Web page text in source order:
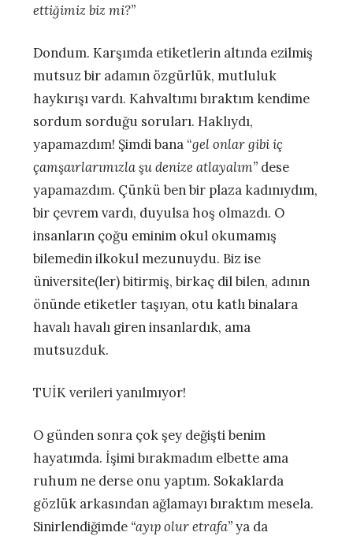
ettiğimiz biz mi?”
Dondum. Karşımda etiketlerin altında ezilmiş
mutsuz bir adamın özgürlük, mutluluk
haykırışı vardı. Kahvaltımı bıraktım kendime
sordum sorduğu soruları. Haklıydı,
yapamazdım! Şimdi bana “gel onlar gibi iç
çamşaırlarımızla şu denize atlayalım” dese
yapamazdım. Çünkü ben bir plaza kadınıydım,
bir çevrem vardı, duyulsa hoş olmazdı. O
insanların çoğu eminim okul okumamış
bilemedin ilkokul mezunuydu. Biz ise
üniversite(ler) bitirmiş, birkaç dil bilen, adının
önünde etiketler taşıyan, otu katlı binalara
havalı havalı giren insanlardık, ama
mutsuzduk.
TUİK verileri yanılmıyor!
O günden sonra çok şey değişti benim
hayatımda. İşimi bırakmadım elbette ama
ruhum ne derse onu yaptım. Sokaklarda
gözlük arkasından ağlamayı bıraktım mesela.
Sinirlendiğimde “ayıp olur etrafa”ya da